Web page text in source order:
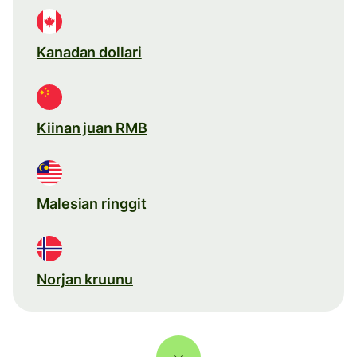
Kanadan dollari
Kiinan juan RMB
Malesian ringgit
Norjan kruunu